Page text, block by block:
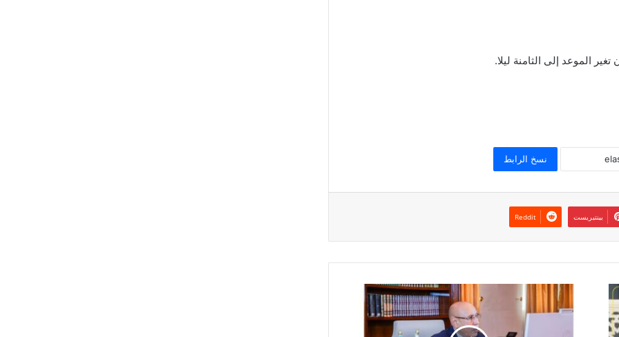
الموعد إلى الثامنة ليلا.
نسخ الرابط
بينتيريست